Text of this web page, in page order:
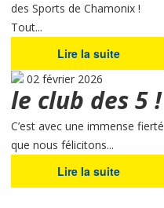
des Sports de Chamonix !
Tout...
Lire la suite
02 février 2026
le club des 5 !
C’est avec une immense fierté
que nous félicitons...
Lire la suite